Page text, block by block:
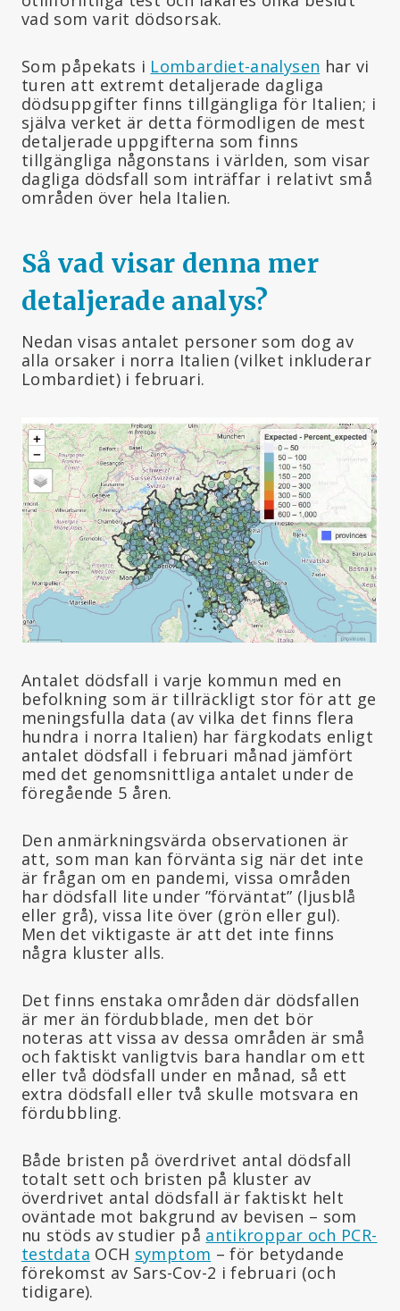
vad som varit dödsorsak.
Som påpekats i Lombardiet-analysen har vi
turen att extremt detaljerade dagliga
dödsuppgifter finns tillgängliga för Italien; i
själva verket är detta förmodligen de mest
detaljerade uppgifterna som finns
tillgängliga någonstans i världen, som visar
dagliga dödsfall som inträffar i relativt små
områden över hela Italien.
Så vad visar denna mer
detaljerade analys?
Nedan visas antalet personer som dog av
alla orsaker i norra Italien (vilket inkluderar
Lombardiet) i februari.
Antalet dödsfall i varje kommun med en
befolkning som är tillräckligt stor för att ge
meningsfulla data (av vilka det finns flera
hundra i norra Italien) har färgkodats enligt
antalet dödsfall i februari månad jämfört
med det genomsnittliga antalet under de
föregående 5 åren.
Den anmärkningsvärda observationen är
att, som man kan förvänta sig när det inte
är frågan om en pandemi, vissa områden
har dödsfall lite under ”förväntat” (ljusblå
eller grå), vissa lite över (grön eller gul).
Men det viktigaste är att det inte finns
några kluster alls.
Det finns enstaka områden där dödsfallen
är mer än fördubblade, men det bör
noteras att vissa av dessa områden är små
och faktiskt vanligtvis bara handlar om ett
eller två dödsfall under en månad, så ett
extra dödsfall eller två skulle motsvara en
fördubbling.
Både bristen på överdrivet antal dödsfall
totalt sett och bristen på kluster av
överdrivet antal dödsfall är faktiskt helt
oväntade mot bakgrund av bevisen – som
nu stöds av studier på antikroppar och PCR-
testdata OCH symptom – för betydande
förekomst av Sars-Cov-2 i februari (och
tidigare).